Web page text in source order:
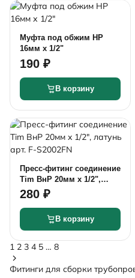
Муфта под обжим НР
16мм х 1/2"
190 ₽
В корзину
Пресс-фитинг соединение
Tim ВнР 20мм x 1/2",
латунь арт. F-S2002FN
280 ₽
В корзину
1 2 3 4 5 … 8
Фитинги для сборки